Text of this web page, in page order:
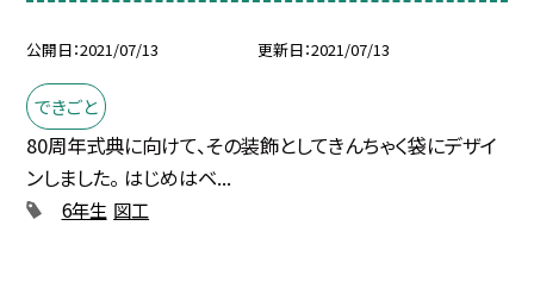
公開日 2021/07/13 更新日 2021/07/13
できごと
80周年式典に向けて、その装飾としてきんちゃく袋にデザイ
ンしました。 はじめはベ...
6年生 図工